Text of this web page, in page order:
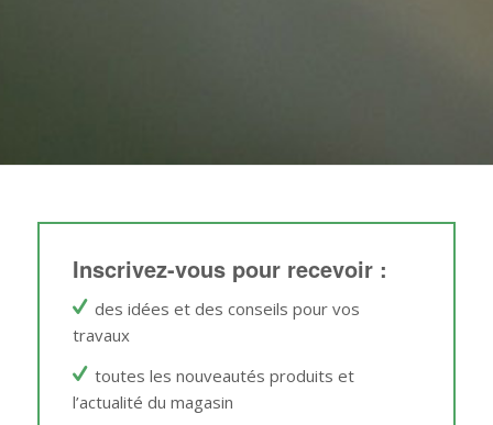
Inscrivez-vous pour recevoir :
des idées et des conseils pour vos
travaux
toutes les nouveautés produits et
l’actualité du magasin